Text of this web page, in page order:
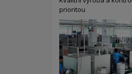
prioritou